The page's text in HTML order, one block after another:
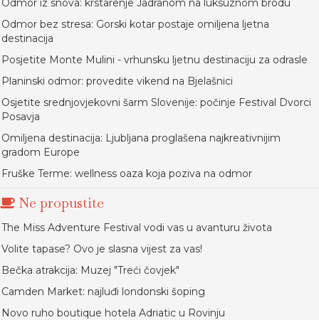
Odmor iz snova: krstarenje Jadranom na luksuznom brodu
Odmor bez stresa: Gorski kotar postaje omiljena ljetna
destinacija
Posjetite Monte Mulini - vrhunsku ljetnu destinaciju za odrasle
Planinski odmor: provedite vikend na Bjelašnici
Osjetite srednjovjekovni šarm Slovenije: počinje Festival Dvorci
Posavja
Omiljena destinacija: Ljubljana proglašena najkreativnijim
gradom Europe
Fruške Terme: wellness oaza koja poziva na odmor
Ne propustite
The Miss Adventure Festival vodi vas u avanturu života
Volite tapase? Ovo je slasna vijest za vas!
Bečka atrakcija: Muzej "Treći čovjek"
Camden Market: najluđi londonski šoping
Novo ruho boutique hotela Adriatic u Rovinju